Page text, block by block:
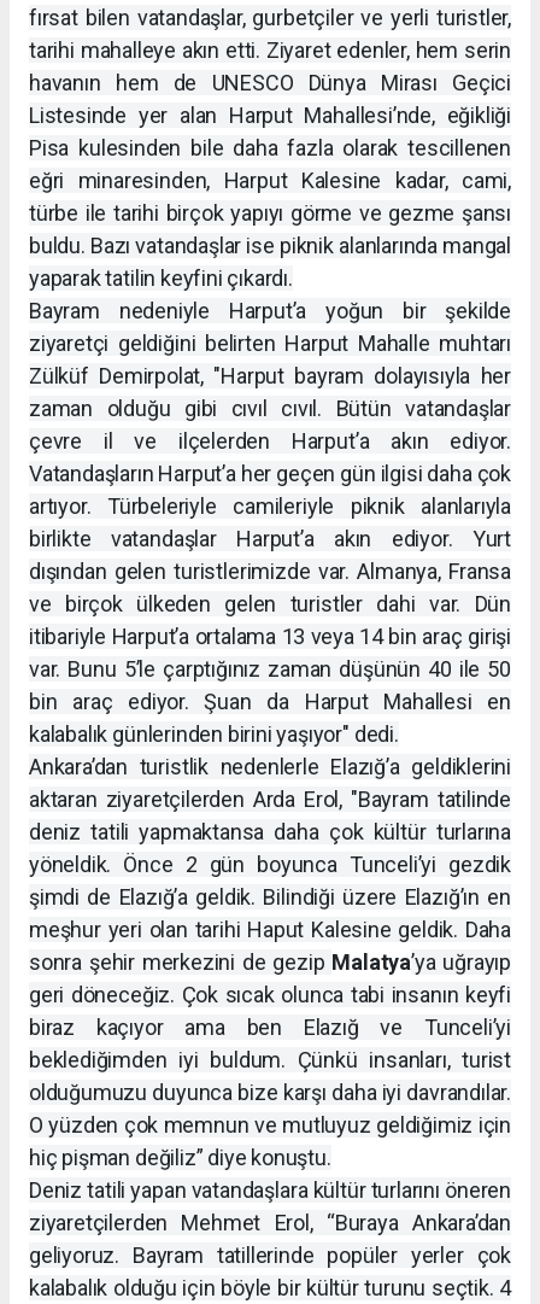
fırsat bilen vatandaşlar, gurbetçiler ve yerli turistler,
tarihi mahalleye akın etti. Ziyaret edenler, hem serin
havanın hem de UNESCO Dünya Mirası Geçici
Listesinde yer alan Harput Mahallesi’nde, eğikliği
Pisa kulesinden bile daha fazla olarak tescillenen
eğri minaresinden, Harput Kalesine kadar, cami,
türbe ile tarihi birçok yapıyı görme ve gezme şansı
buldu. Bazı vatandaşlar ise piknik alanlarında mangal
yaparak tatilin keyfini çıkardı.
Bayram nedeniyle Harput’a yoğun bir şekilde
ziyaretçi geldiğini belirten Harput Mahalle muhtarı
Zülküf Demirpolat, "Harput bayram dolayısıyla her
zaman olduğu gibi cıvıl cıvıl. Bütün vatandaşlar
çevre il ve ilçelerden Harput’a akın ediyor.
Vatandaşların Harput’a her geçen gün ilgisi daha çok
artıyor. Türbeleriyle camileriyle piknik alanlarıyla
birlikte vatandaşlar Harput’a akın ediyor. Yurt
dışından gelen turistlerimizde var. Almanya, Fransa
ve birçok ülkeden gelen turistler dahi var. Dün
itibariyle Harput’a ortalama 13 veya 14 bin araç girişi
var. Bunu 5’le çarptığınız zaman düşünün 40 ile 50
bin araç ediyor. Şuan da Harput Mahallesi en
kalabalık günlerinden birini yaşıyor" dedi.
Ankara’dan turistlik nedenlerle Elazığ’a geldiklerini
aktaran ziyaretçilerden Arda Erol, "Bayram tatilinde
deniz tatili yapmaktansa daha çok kültür turlarına
yöneldik. Önce 2 gün boyunca Tunceli’yi gezdik
şimdi de Elazığ’a geldik. Bilindiği üzere Elazığ’ın en
meşhur yeri olan tarihi Haput Kalesine geldik. Daha
sonra şehir merkezini de gezip Malatya’ya uğrayıp
geri döneceğiz. Çok sıcak olunca tabi insanın keyfi
biraz kaçıyor ama ben Elazığ ve Tunceli’yi
beklediğimden iyi buldum. Çünkü insanları, turist
olduğumuzu duyunca bize karşı daha iyi davrandılar.
O yüzden çok memnun ve mutluyuz geldiğimiz için
hiç pişman değiliz” diye konuştu.
Deniz tatili yapan vatandaşlara kültür turlarını öneren
ziyaretçilerden Mehmet Erol, “Buraya Ankara’dan
geliyoruz. Bayram tatillerinde popüler yerler çok
kalabalık olduğu için böyle bir kültür turunu seçtik. 4